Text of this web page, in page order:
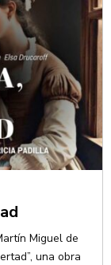
Miguel de
una obra